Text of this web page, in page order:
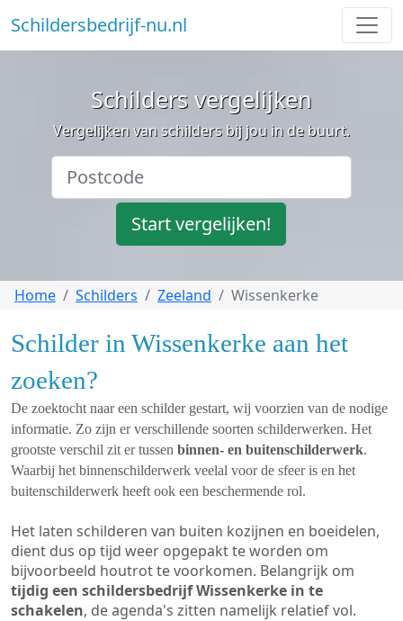
Schildersbedrijf-nu.nl
Schilders vergelijken
Vergelijken van schilders bij jou in de buurt.
Start vergelijken!
Home Schilders Zeeland Wissenkerke
Schilder in Wissenkerke aan het
zoeken?
De zoektocht naar een schilder gestart, wij voorzien van de nodige
informatie. Zo zijn er verschillende soorten schilderwerken. Het
grootste verschil zit er tussen binnen- en buitenschilderwerk.
Waarbij het binnenschilderwerk veelal voor de sfeer is en het
buitenschilderwerk heeft ook een beschermende rol.
Het laten schilderen van buiten kozijnen en boeidelen,
dient dus op tijd weer opgepakt te worden om
bijvoorbeeld houtrot te voorkomen. Belangrijk om
tijdig een schildersbedrijf Wissenkerke in te
schakelen, de agenda's zitten namelijk relatief vol.